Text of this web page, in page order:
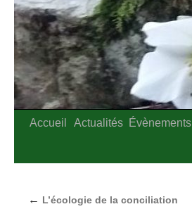
Accueil Actualités Évènements
← L’écologie de la conciliation